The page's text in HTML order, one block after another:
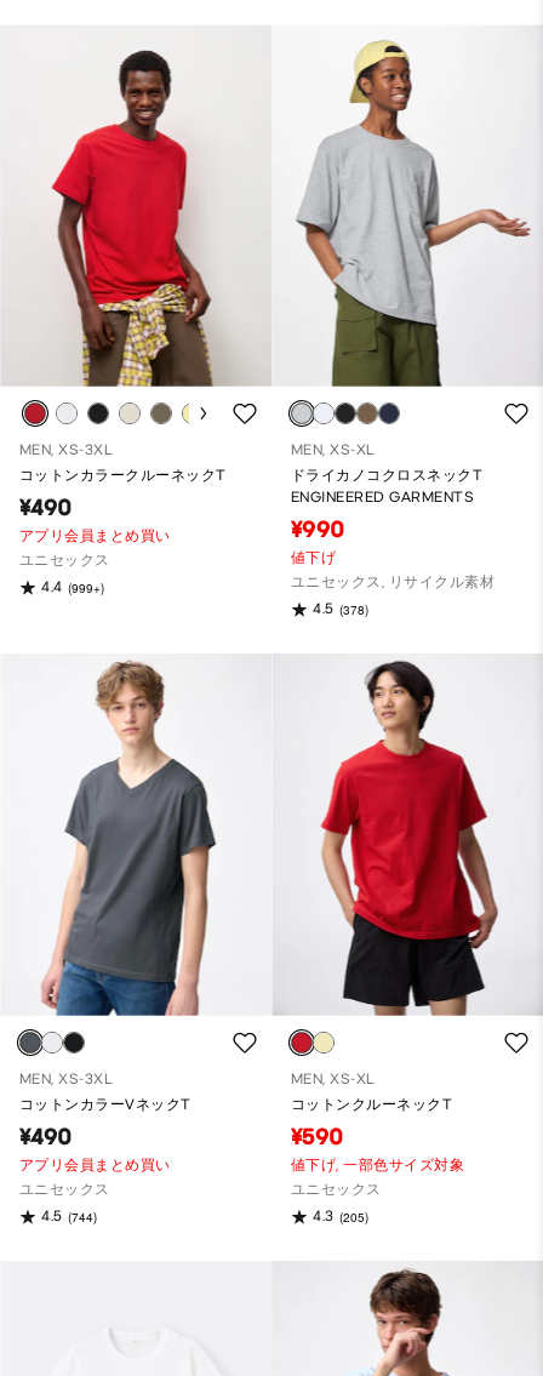
MEN, XS-3XL
コットンカラークルーネックT
¥490
アプリ会員まとめ買い
ユニセックス
4.4 (999+)
MEN, XS-XL
ドライカノコクロスネックT
ENGINEERED GARMENTS
¥990
値下げ
ユニセックス, リサイクル素材
4.5 (378)
MEN, XS-3XL
コットンカラーVネックT
¥490
アプリ会員まとめ買い
ユニセックス
4.5 (744)
MEN, XS-XL
コットンクルーネックT
¥590
値下げ,一部色サイズ対象
ユニセックス
4.3 (205)